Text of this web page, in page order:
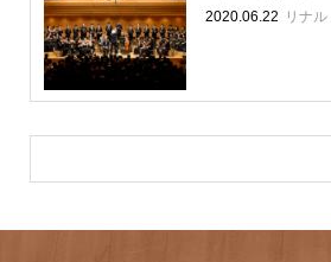
2020.06.22 リナル